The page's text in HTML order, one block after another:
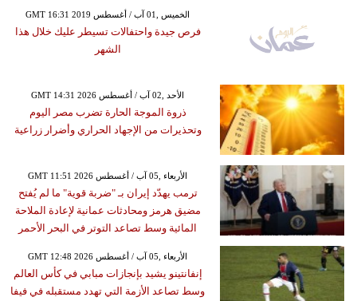
GMT 16:31 2019 الخميس ,01 آب / أغسطس
فرص جيدة واحتفالات تسيطر عليك خلال هذا
الشهر
GMT 14:31 2026 الأحد ,02 آب / أغسطس
ذروة الموجة الحارة تضرب مصر اليوم
وتحذيرات من الإجهاد الحراري وأضرار زراعية
GMT 11:51 2026 الأربعاء ,05 آب / أغسطس
ترمب يهدّد إيران بـ "ضربة قوية" ما لم يُفتح
مضيق هرمز ومحادثات عمانية لإعادة الملاحة
المائية وسط تصاعد التوتر في البحر الأحمر
GMT 12:48 2026 الأربعاء ,05 آب / أغسطس
إنفانتينو يشيد بإنجازات مبابي في كأس العالم
وسط تصاعد الأزمة التي تهدد مستقبله في فيفا